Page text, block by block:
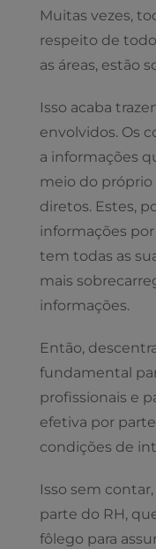
Muitas vezes,
respeito de
as áreas, estão
Isso acaba
envolvidos. Os
a informações
meio do próprio
diretos. Estes,
informações por
tem todas as
mais
informações.
Então,
fundamental
profissionais e
efetiva por
condições de
Isso sem
parte do RH,
fôlego para